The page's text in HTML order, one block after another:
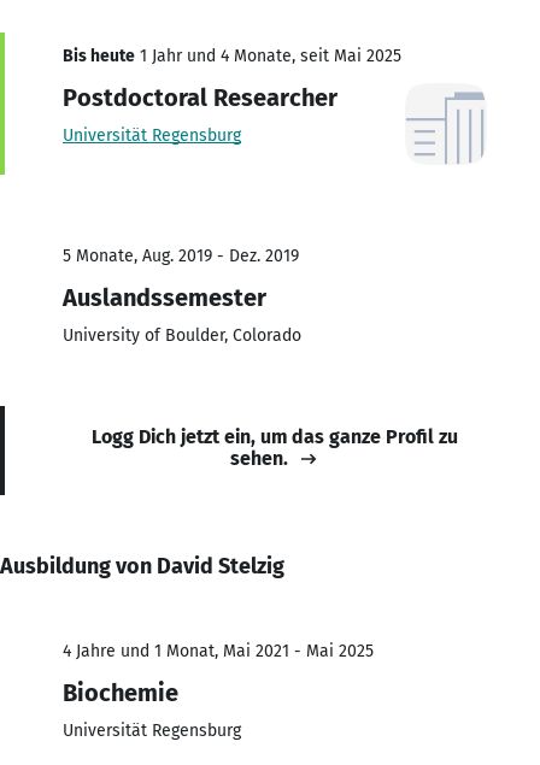
Bis heute 1 Jahr und 4 Monate, seit Mai 2025
Postdoctoral Researcher
Universität Regensburg
5 Monate, Aug. 2019 - Dez. 2019
Auslandssemester
University of Boulder, Colorado
Logg Dich jetzt ein, um das ganze Profil zu
sehen.
Ausbildung von David Stelzig
4 Jahre und 1 Monat, Mai 2021 - Mai 2025
Biochemie
Universität Regensburg